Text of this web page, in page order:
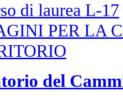
di laurea L-17
PER LA
del